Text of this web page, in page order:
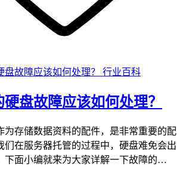
行业百科
盘故障应该如何处理？
为存储数据资料的配件，是非常重要的配
们在服务器托管的过程中，硬盘难免会出
下面小编就来为大家详解一下故障的…